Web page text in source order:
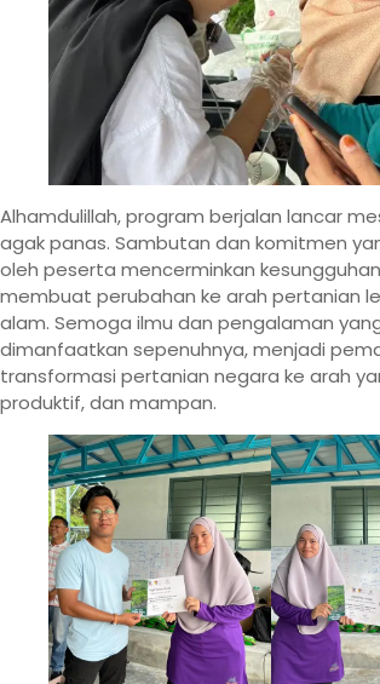
Alhamdulillah, program berjalan lancar
agak panas. Sambutan dan komitmen
oleh peserta mencerminkan
membuat perubahan ke arah pertanian
alam. Semoga ilmu dan pengalaman
dimanfaatkan sepenuhnya, menjadi
transformasi pertanian negara ke arah
produktif, dan mampan.